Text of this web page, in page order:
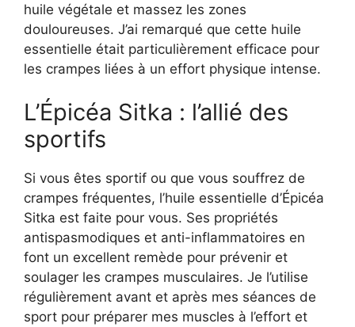
huile végétale et massez les zones
douloureuses. J’ai remarqué que cette huile
essentielle était particulièrement efficace pour
les crampes liées à un effort physique intense.
L’Épicéa Sitka : l’allié des
sportifs
Si vous êtes sportif ou que vous souffrez de
crampes fréquentes, l’huile essentielle d’Épicéa
Sitka est faite pour vous. Ses propriétés
antispasmodiques et anti-inflammatoires en
font un excellent remède pour prévenir et
soulager les crampes musculaires. Je l’utilise
régulièrement avant et après mes séances de
sport pour préparer mes muscles à l’effort et